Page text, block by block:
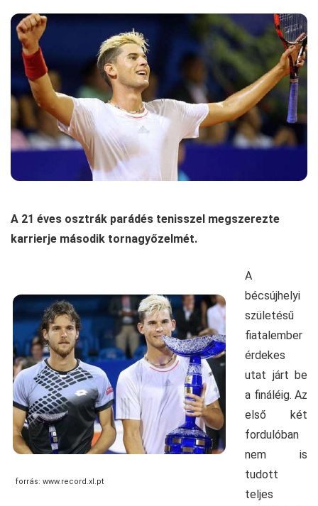
A 21 éves osztrák parádés tenisszel megszerezte
karrierje második tornagyőzelmét.
forrás: www.record.xl.pt
A
bécsújhelyi
születésű
fiatalember
érdekes
utat járt be
a fináléig. Az
első két
fordulóban
nem is
tudott
teljes